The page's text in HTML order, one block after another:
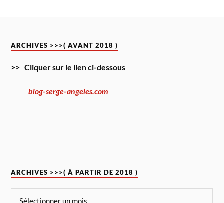
ARCHIVES >>>( AVANT 2018 )
>> Cliquer sur le lien ci-dessous
blog-serge-angeles.com
ARCHIVES >>>( À PARTIR DE 2018 )